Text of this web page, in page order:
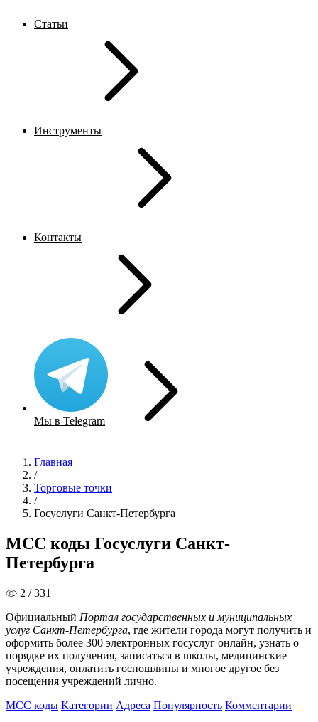
Статьи
Инструменты
Контакты
Мы в Telegram
Главная
/
Торговые точки
/
Госуслуги Санкт-Петербурга
MCC коды Госуслуги Санкт-
Петербурга
2 / 331
Официальный Портал государственных и муниципальных
услуг Санкт-Петербурга, где жители города могут получить и
оформить более 300 электронных госуслуг онлайн, узнать о
порядке их получения, записаться в школы, медицинские
учреждения, оплатить госпошлины и многое другое без
посещения учреждений лично.
MCC коды Категории Адреса Популярность Комментарии